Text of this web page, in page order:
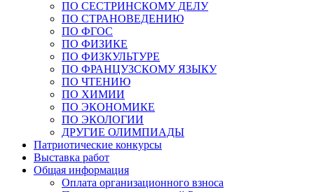
ПО СЕСТРИНСКОМУ ДЕЛУ
ПО СТРАНОВЕДЕНИЮ
ПО ФГОС
ПО ФИЗИКЕ
ПО ФИЗКУЛЬТУРЕ
ПО ФРАНЦУЗСКОМУ ЯЗЫКУ
ПО ЧТЕНИЮ
ПО ХИМИИ
ПО ЭКОНОМИКЕ
ПО ЭКОЛОГИИ
ДРУГИЕ ОЛИМПИАДЫ
Патриотические конкурсы
Выставка работ
Общая информация
Оплата организационного взноса